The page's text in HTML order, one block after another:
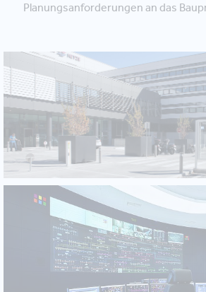
Planungsanforderungen an das